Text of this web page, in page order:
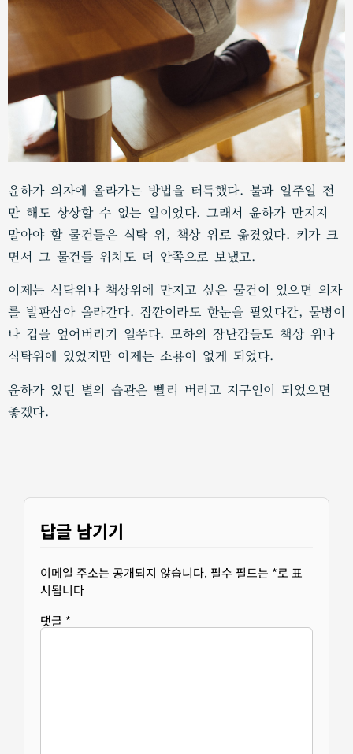
윤하가 의자에 올라가는 방법을 터득했다. 불과 일주일 전
만 해도 상상할 수 없는 일이었다. 그래서 윤하가 만지지
말아야 할 물건들은 식탁 위, 책상 위로 옮겼었다. 키가 크
면서 그 물건들 위치도 더 안쪽으로 보냈고.
이제는 식탁위나 책상위에 만지고 싶은 물건이 있으면 의자
를 발판삼아 올라간다. 잠깐이라도 한눈을 팔았다간, 물병이
나 컵을 엎어버리기 일쑤다. 모하의 장난감들도 책상 위나
식탁위에 있었지만 이제는 소용이 없게 되었다.
윤하가 있던 별의 습관은 빨리 버리고 지구인이 되었으면
좋겠다.
답글 남기기
이메일 주소는 공개되지 않습니다. 필수 필드는 *로 표
시됩니다
댓글 *